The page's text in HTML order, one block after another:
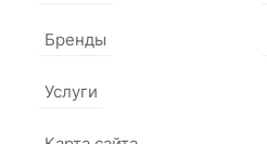
Бренды
Услуги